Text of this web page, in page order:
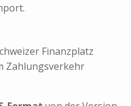
Finanzplatz
Zahlungsverkehr